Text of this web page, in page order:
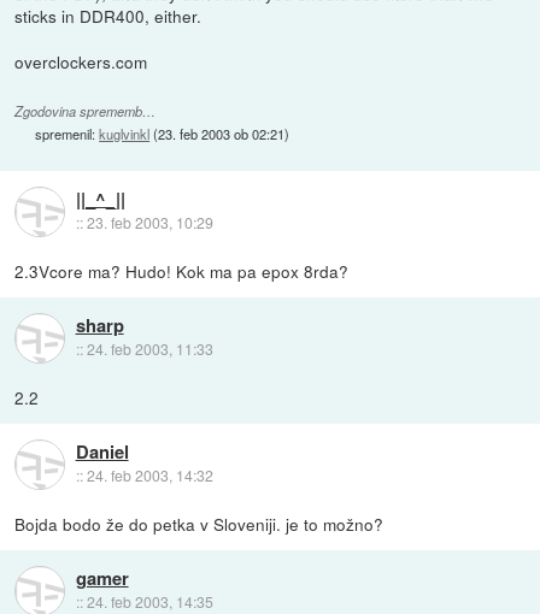
sticks in DDR400, either.
overclockers.com
Zgodovina sprememb…
spremenil:kuglvinkl(23. feb 2003 ob 02:21)
||_^_||
::23. feb 2003, 10:29
2.3Vcore ma? Hudo! Kok ma pa epox 8rda?
sharp
::24. feb 2003, 11:33
2.2
Daniel
::24. feb 2003, 14:32
Bojda bodo že do petka v Sloveniji. je to možno?
gamer
::24. feb 2003, 14:35